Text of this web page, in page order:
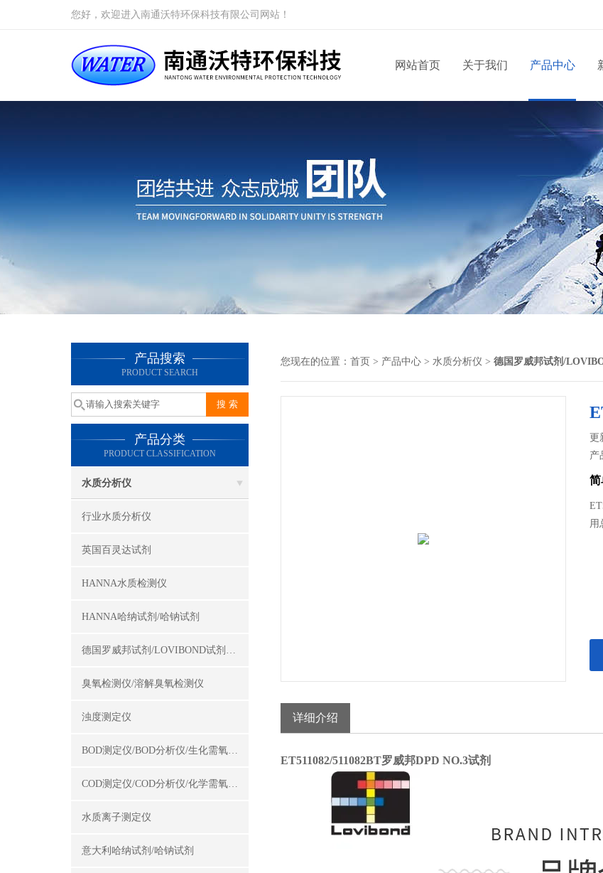
您好，欢迎进入南通沃特环保科技有限公司网站！
网站首页 关于我们 产品中心
产品搜索
PRODUCT SEARCH
产品分类
PRODUCT CLASSIFICATION
水质分析仪
行业水质分析仪
英国百灵达试剂
HANNA水质检测仪
HANNA哈纳试剂/哈钠试剂
德国罗威邦试剂/LOVIBOND试剂/罗威邦试剂
臭氧检测仪/溶解臭氧检测仪
浊度测定仪
BOD测定仪/BOD分析仪/生化需氧量测定仪
COD测定仪/COD分析仪/化学需氧量测定仪
水质离子测定仪
意大利哈纳试剂/哈钠试剂
您现在的位置： 首页 > 产品中心 > 水质分析仪 > 德国罗威邦试剂/
更
产
简
用
详细介绍
ET511082/511082BT罗威邦DPD NO.3试剂